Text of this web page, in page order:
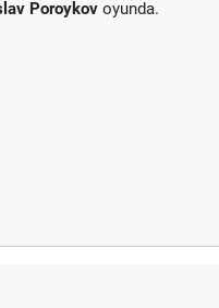
Poroykov oyunda.